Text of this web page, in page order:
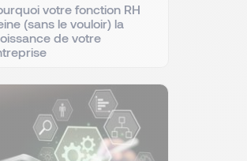
votre fonction RH
(sans le vouloir) la
de votre